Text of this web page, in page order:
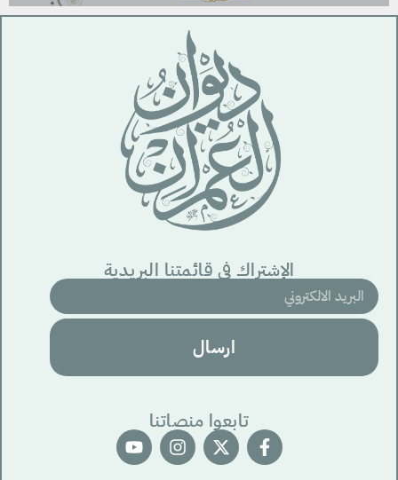
الإشتراك في قائمتنا البريدية
ارسال
تابعوا منصاتنا